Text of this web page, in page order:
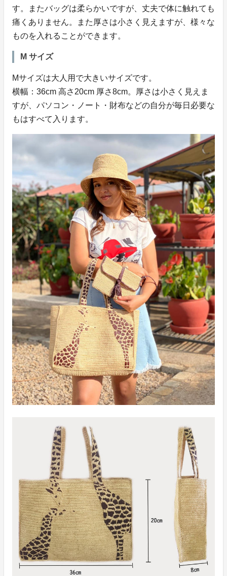
す。またバッグは柔らかいですが、丈夫で体に触れても
痛くありません。また厚さは小さく見えますが、様々な
ものを入れることができます。
M サイズ
Mサイズは大人用で大きいサイズです。
横幅：36cm 高さ20cm 厚さ8cm。厚さは小さく見えま
すが、パソコン・ノート・財布などの自分が毎日必要な
もはすべて入ります。